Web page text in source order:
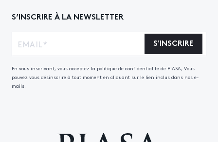
S’INSCRIRE À LA NEWSLETTER
S'INSCRIRE
En vous inscrivant, vous acceptez la politique de confidentialité de PIASA, Vous
pouvez vous désinscrire à tout moment en cliquant sur le lien inclus dans nos e-
mails.